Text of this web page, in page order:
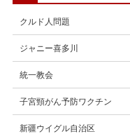
クルド人問題
ジャニー喜多川
統一教会
子宮頸がん予防ワクチン
新疆ウイグル自治区